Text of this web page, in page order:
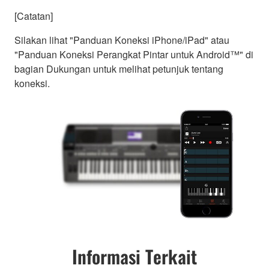
[Catatan]
Silakan lihat "Panduan Koneksi iPhone/iPad" atau
"Panduan Koneksi Perangkat Pintar untuk Android™" di
bagian Dukungan untuk melihat petunjuk tentang
koneksi.
Informasi Terkait